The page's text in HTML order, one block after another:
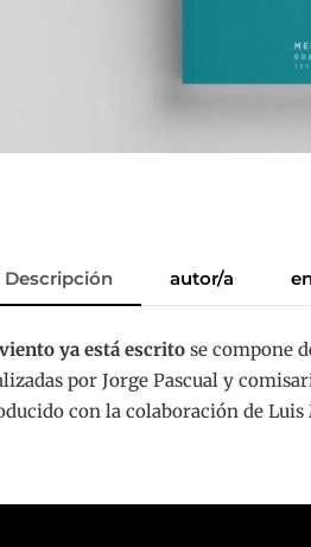
Descripción autor/a
ya está escrito se compone
por Jorge Pascual y
con la colaboración de Luis